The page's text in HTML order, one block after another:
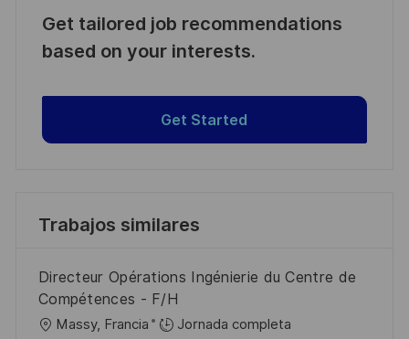
Get tailored job recommendations
based on your interests.
Get Started
Trabajos similares
Directeur Opérations Ingénierie du Centre de
Compétences - F/H
U Massy, Francia
Jornada completa